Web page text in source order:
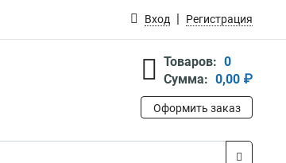
Вход Регистрация
Товаров: 0
Сумма: 0,00 ₽
Оформить заказ